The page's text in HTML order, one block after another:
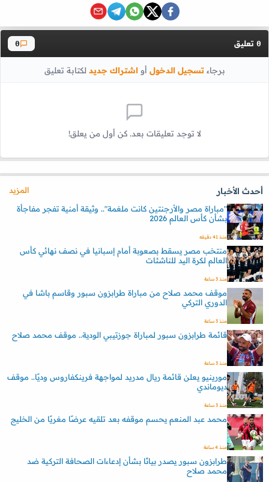
0 تعليق 0
برجاءتسجيل الدخول أواشتراك جديد لكتابة تعليق
لا توجد تعليقات بعد. كن أول من يعلق!
أحدث الأخبار
المزيد
"مباراة مصر والأرجنتين كانت ملغمة".. وثيقة أمنية تفجر مفاجأة
بشأن كأس العالم 2026
منذ 41 دقيقه
منتخب مصر يسقط بصعوبة أمام إسبانيا في نصف نهائي كأس
العالم لكرة اليد للناشئات
منذ 3 ساعة
موقف محمد صلاح من مباراة طرابزون سبور وقاسم باشا في
الدوري التركي
منذ 3 ساعة
قائمة طرابزون سبور لمباراة جوزتيبي الودية.. موقف محمد صلاح
منذ 3 ساعة
مورينيو يعلن قائمة ريال مدريد لمواجهة فرينكفاروس وديًا.. موقف
ديوماندي
منذ 3 ساعة
محمد عبد المنعم يحسم موقفه بعد تلقيه عرضًا مغريًا من الخليج
منذ 4 ساعة
طرابزون سبور يصدر بيانًا بشأن إدعاءات الصحافة التركية ضد
محمد صلاح